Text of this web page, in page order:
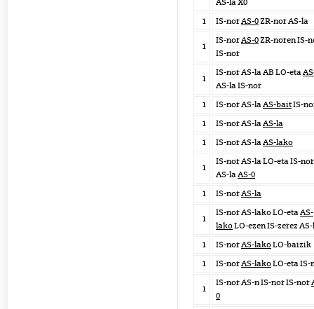
AS-la X0
1
IS-norAS-0ZR-nor AS-la
1
IS-norAS-0ZR-noren IS-
IS-nor
1
IS-nor AS-la AB LO-eta
AS-la IS-nor
1
IS-nor AS-laAS-baitIS-
1
IS-nor AS-laAS-la
1
IS-nor AS-laAS-lako
1
IS-nor AS-la LO-eta IS-nor
AS-laAS-0
1
IS-norAS-la
1
IS-nor AS-lako LO-etaAS-
lakoLO-ezen IS-zerez
1
IS-norAS-lakoLO-baizik
1
IS-norAS-lakoLO-eta IS-
1
IS-nor AS-n IS-nor IS-nor
0